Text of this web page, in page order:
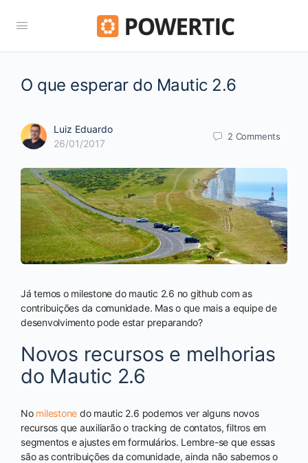
O que esperar do Mautic 2.6
Luiz Eduardo
26/01/2017
2 Comments
Já temos o milestone do mautic 2.6 no github com as
contribuições da comunidade. Mas o que mais a equipe de
desenvolvimento pode estar preparando?
Novos recursos e melhorias
do Mautic 2.6
No milestone do mautic 2.6 podemos ver alguns novos
recursos que auxiliarão o tracking de contatos, filtros em
segmentos e ajustes em formulários. Lembre-se que essas
são as contribuições da comunidade, ainda não sabemos o